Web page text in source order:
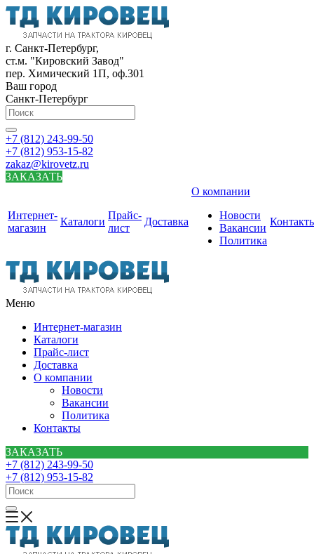
г. Санкт-Петербург,
ст.м. "Кировский Завод"
пер. Химический 1П, оф.301
Ваш город
Санкт-Петербург
+7 (812) 243-99-50
+7 (812) 953-15-82
zakaz@kirovetz.ru
ЗАКАЗАТЬ
Интернет-
магазин
Каталоги
Прайс-
лист
Доставка
О компании
Новости
Вакансии
Политика
Меню
Интернет-магазин
Каталоги
Прайс-лист
Доставка
О компании
Новости
Вакансии
Политика
Контакты
ЗАКАЗАТЬ
+7 (812) 243-99-50
+7 (812) 953-15-82